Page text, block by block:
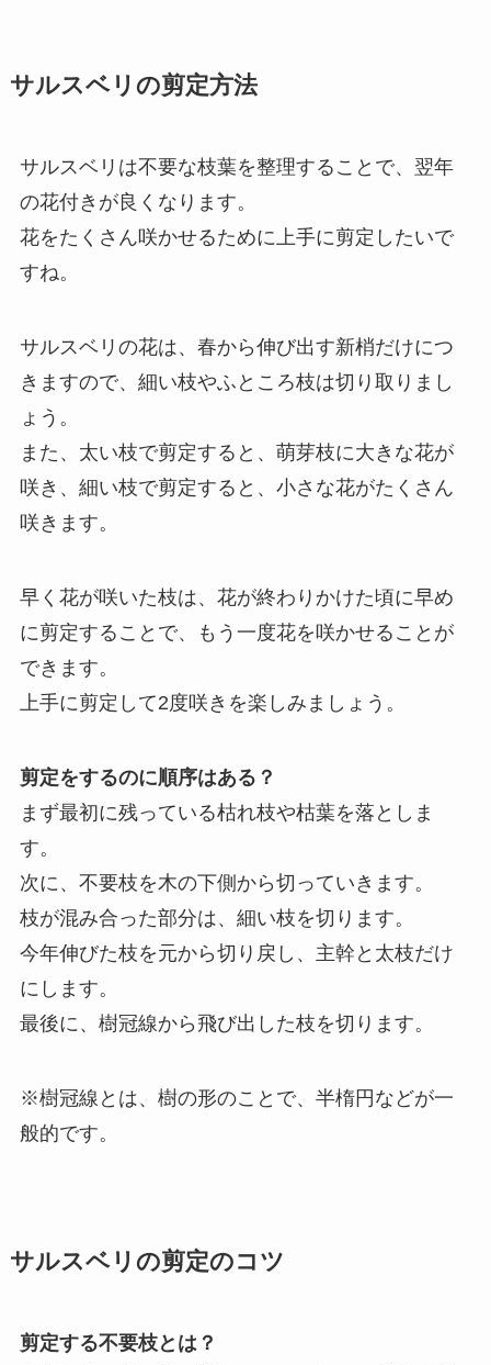
サルスベリの剪定方法
サルスベリは不要な枝葉を整理することで、翌年
の花付きが良くなります。
花をたくさん咲かせるために上手に剪定したいで
すね。
サルスベリの花は、春から伸び出す新梢だけにつ
きますので、細い枝やふところ枝は切り取りまし
ょう。
また、太い枝で剪定すると、萌芽枝に大きな花が
咲き、細い枝で剪定すると、小さな花がたくさん
咲きます。
早く花が咲いた枝は、花が終わりかけた頃に早め
に剪定することで、もう一度花を咲かせることが
できます。
上手に剪定して2度咲きを楽しみましょう。
剪定をするのに順序はある？
まず最初に残っている枯れ枝や枯葉を落としま
す。
次に、不要枝を木の下側から切っていきます。
枝が混み合った部分は、細い枝を切ります。
今年伸びた枝を元から切り戻し、主幹と太枝だけ
にします。
最後に、樹冠線から飛び出した枝を切ります。
※樹冠線とは、樹の形のことで、半楕円などが一
般的です。
サルスベリの剪定のコツ
剪定する不要枝とは？